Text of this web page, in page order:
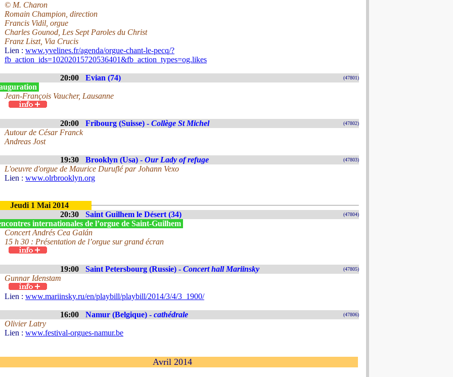
© M. Charon
Romain Champion, direction
Francis Vidil, orgue
Charles Gounod, Les Sept Paroles du Christ
Franz Liszt, Via Crucis
Lien : www.yvelines.fr/agenda/orgue-chant-le-pecq/?
fb_action_ids=10202015720536401&fb_action_types=og.likes
20:00 Evian (74) (47801)
Jean-François Vaucher, Lausanne
20:00 Fribourg (Suisse) - Collège St Michel (47802)
Autour de César Franck
Andreas Jost
19:30 Brooklyn (Usa) - Our Lady of refuge (47803)
L'oeuvre d'orgue de Maurice Duruflé par Johann Vexo
Lien : www.olrbrooklyn.org
Jeudi 1 Mai 2014
20:30
Saint Guilhem le Désert (34) (47804)
internationales de l’orgue de Saint-Guilhem
Concert Andrés Cea Galán
15 h 30 : Présentation de l’orgue sur grand écran
19:00 Saint Petersbourg (Russie) - Concert hall Mariinsky (47805)
Gunnar Idenstam
Lien : www.mariinsky.ru/en/playbill/playbill/2014/3/4/3_1900/
16:00 Namur (Belgique) - cathédrale (47806)
Olivier Latry
Lien : www.festival-orgues-namur.be
Avril 2014